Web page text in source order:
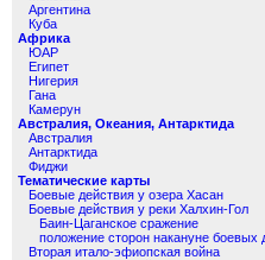
Аргентина
Куба
Африка
ЮАР
Египет
Нигерия
Гана
Камерун
Австралия, Океания, Антарктида
Австралия
Антарктида
Фиджи
Тематические карты
Боевые действия у озера Хасан
Боевые действия у реки Халхин-Гол
Баин-Цаганское сражение
положение сторон накануне боевых
Вторая итало-эфиопская война